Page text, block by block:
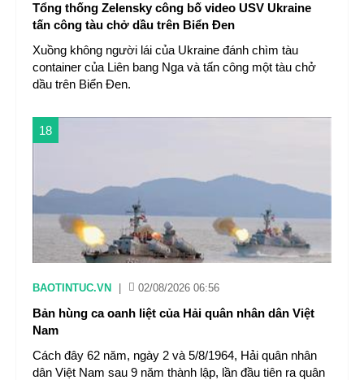
Tổng thống Zelensky công bố video USV Ukraine
tấn công tàu chở dầu trên Biển Đen
Xuồng không người lái của Ukraine đánh chìm tàu
container của Liên bang Nga và tấn công một tàu chở
dầu trên Biển Đen.
18
BAOTINTUC.VN 02/08/2026 06:56
Bản hùng ca oanh liệt của Hải quân nhân dân Việt
Nam
Cách đây 62 năm, ngày 2 và 5/8/1964, Hải quân nhân
dân Việt Nam sau 9 năm thành lập, lần đầu tiên ra quân